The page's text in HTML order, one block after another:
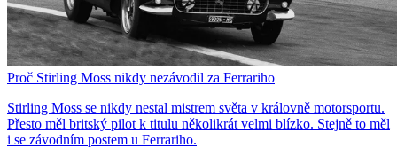
Proč Stirling Moss nikdy nezávodil za Ferrariho
Stirling Moss se nikdy nestal mistrem světa v královně motorsportu.
Přesto měl britský pilot k titulu několikrát velmi blízko. Stejně to měl
i se závodním postem u Ferrariho.